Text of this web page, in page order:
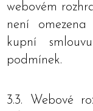
webovém
není
kupní
podmínek.
3.3. Webové